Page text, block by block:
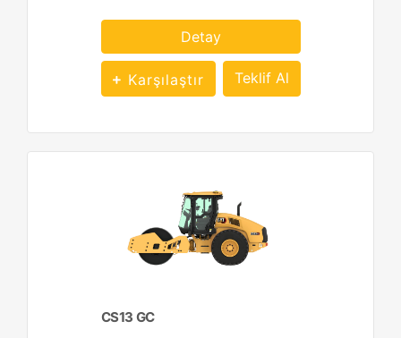
Detay
Karşılaştır Teklif Al
CS13 GC